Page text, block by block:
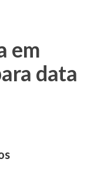
em
data